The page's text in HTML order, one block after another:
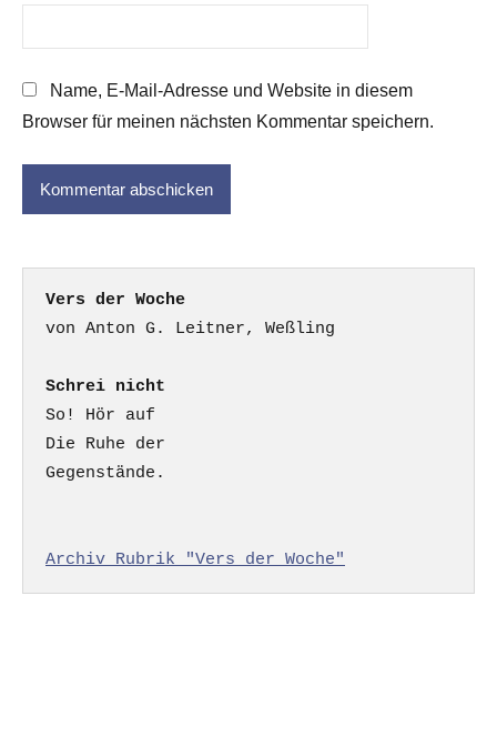
Name, E-Mail-Adresse und Website in diesem
Browser für meinen nächsten Kommentar speichern.
Vers der Woche
Schrei nicht
So! Hör auf
Die Ruhe der
Gegenstände.
Archiv Rubrik "Vers der Woche"